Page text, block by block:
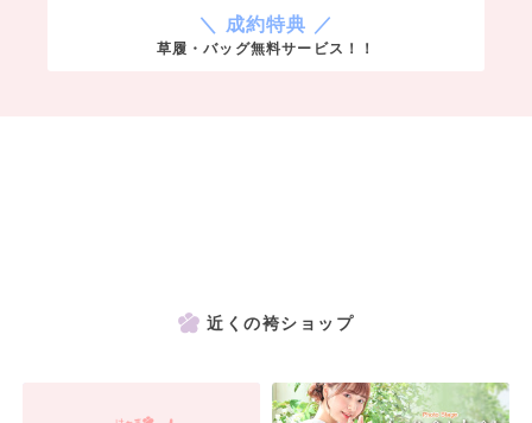
＼ 成約特典 ／
草履・バッグ無料サービス！！
近くの袴ショップ